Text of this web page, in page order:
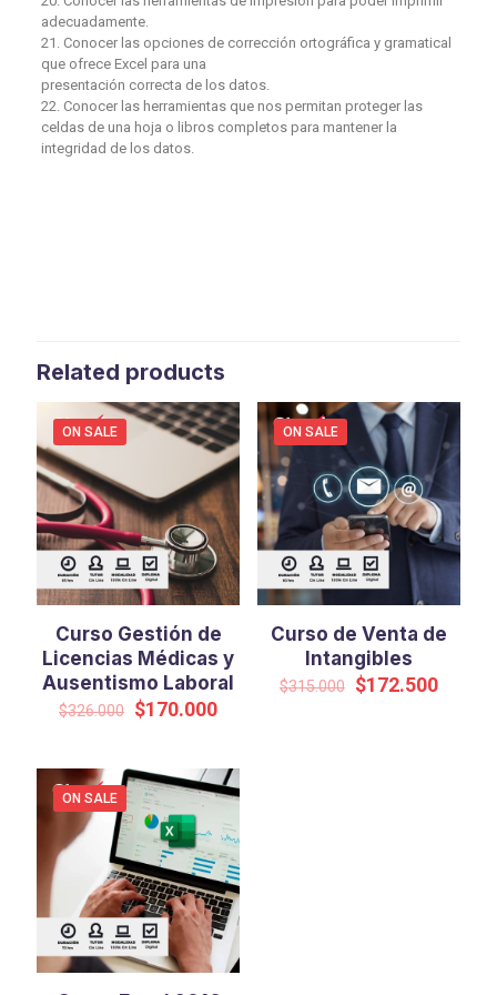
adecuadamente.
21. Conocer las opciones de corrección ortográfica y gramatical
que ofrece Excel para una
presentación correcta de los datos.
22. Conocer las herramientas que nos permitan proteger las
celdas de una hoja o libros completos para mantener la
integridad de los datos.
Related products
ON SALE
Curso Gestión de
Licencias Médicas y
Ausentismo Laboral
$326.000 Original
$326.000.
$170.000Current
$170.000.
ON SALE
Curso de Venta de
Intangibles
$315.000 Original
$172.500
ON SALE